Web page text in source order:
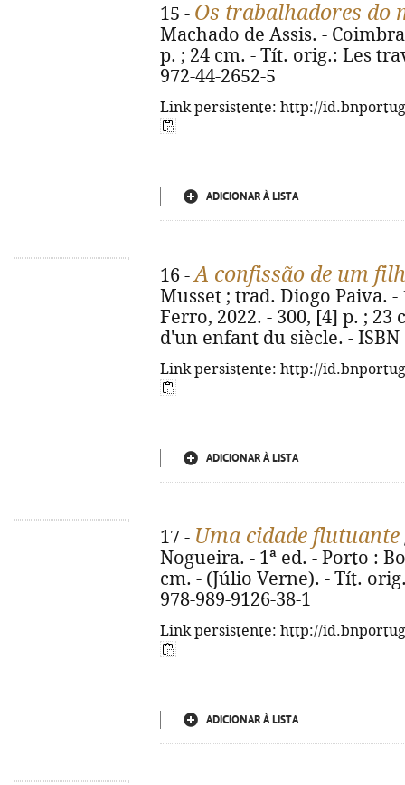
15 - Os trabalhadores do
Machado de Assis. -
p. ; 24 cm. - Tít. orig.: Les
972-44-2652-5
Link persistente: http://
ADICIONAR À LISTA
16 -A confissão de um
Musset ; trad. Diogo Paiva. -
Ferro, 2022. - 300, [4] p. ;
d'un enfant du siècle. - ISBN
Link persistente: http://
ADICIONAR À LISTA
17 - Uma cidade flutuante
Nogueira. - 1ª ed. - Porto :
cm. - (Júlio Verne). - Tít.
978-989-9126-38-1
Link persistente: http://
ADICIONAR À LISTA